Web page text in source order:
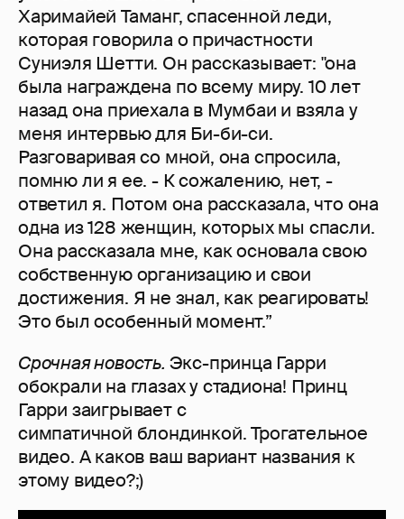
Харимайей Таманг, спасенной леди,
которая говорила о причастности
Суниэля Шетти. Он рассказывает: "она
была награждена по всему миру. 10 лет
назад она приехала в Мумбаи и взяла у
меня интервью для Би-би-си.
Разговаривая со мной, она спросила,
помню ли я ее. - К сожалению, нет, -
ответил я. Потом она рассказала, что она
одна из 128 женщин, которых мы спасли.
Она рассказала мне, как основала свою
собственную организацию и свои
достижения. Я не знал, как реагировать!
Это был особенный момент.”
Срочная новость. Экс-принца Гарри
обокрали на глазах у стадиона! Принц
Гарри заигрывает с
симпатичной блондинкой. Трогательное
видео. А каков ваш вариант названия к
этому видео?;)